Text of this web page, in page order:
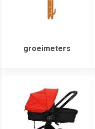
groeimeters